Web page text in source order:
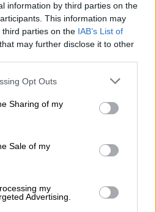
information by third parties on the
This information may
parties on the IAB’s List of
that may further disclose it to other
Opt Outs
Sharing of my
Sale of my
my
Advertising.
στάχτη, τι θα πει ο Ασφαλιστικός
κλάδου υγείας;
Forum: Ένα στα πέντε
ύψους 240 εκατ. ευρώ
αλλαγή να οδηγήσει σε